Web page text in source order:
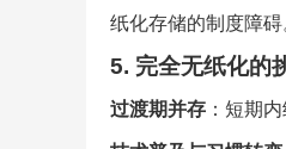
纸化存储的制度障碍
5. 完全无纸化的
过渡期并存 ：短期